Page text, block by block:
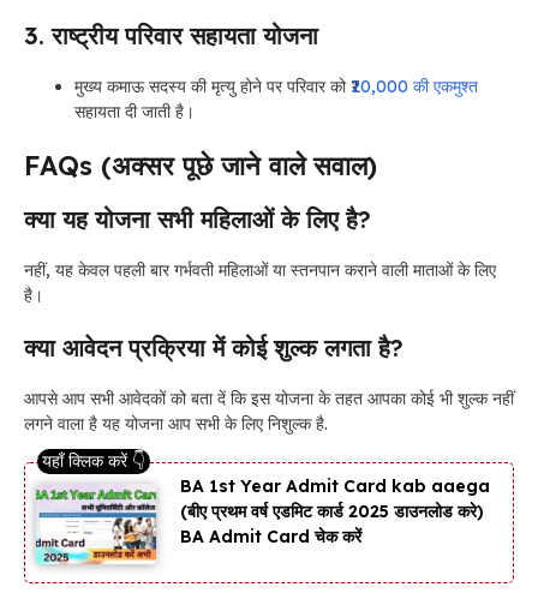
3. राष्ट्रीय परिवार सहायता योजना
मुख्य कमाऊ सदस्य की मृत्यु होने पर परिवार को ₹ 20,000 की एकमुश्त
सहायता दी जाती है।
FAQs (अक्सर पूछे जाने वाले सवाल)
क्या यह योजना सभी महिलाओं के लिए है?
नहीं, यह केवल पहली बार गर्भवती महिलाओं या स्तनपान कराने वाली माताओं के लिए
है।
क्या आवेदन प्रक्रिया में कोई शुल्क लगता है?
आपसे आप सभी आवेदकों को बता दें कि इस योजना के तहत आपका कोई भी शुल्क नहीं
लगने वाला है यह योजना आप सभी के लिए निशुल्क है.
BA 1st Year Admit Card kab aaega
(बीए प्रथम वर्ष एडमिट कार्ड 2025 डाउनलोड करे)
BA Admit Card चेक करें